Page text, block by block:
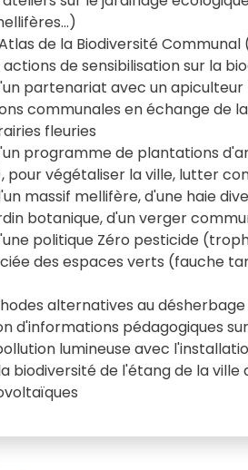
de la Biodiversité
de sensibilisation sur la
partenariat avec un
communales en échange de
fleuries
programme de plantations
pour végétaliser la ville, lutter
massif mellifère, d'une haie
botanique, d'un verger
politique Zéro pesticide
des espaces verts (fauche
alternatives au
d'informations pédagogiques
lumineuse avec
biodiversité de l'étang de la